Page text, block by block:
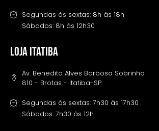
Segundas às sextas: 8h às 18h
Sábados: 8h às 12h30
LOJA ITATIBA
Av. Benedito Alves Barbosa Sobrinho
810 - Brotas - Itatiba-SP
Segundas às sextas: 7h30 às 17h30
Sábados: 7h30 às 12h